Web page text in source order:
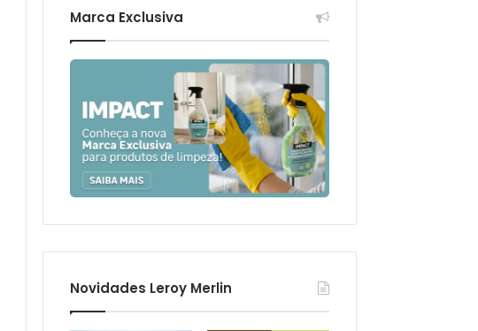
Marca Exclusiva
Novidades Leroy Merlin